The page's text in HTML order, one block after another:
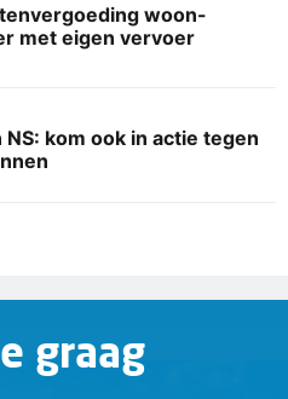
woon-
met eigen vervoer
NS: kom ook in actie tegen
graag